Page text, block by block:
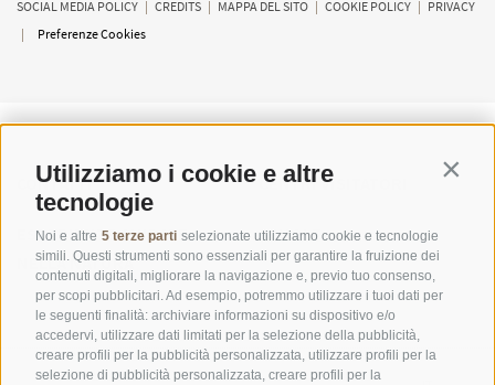
Utilizziamo i cookie e altre
tecnologie
Noi e altre 5 terze parti selezionate utilizziamo cookie e tecnologie
simili. Questi strumenti sono essenziali per garantire la fruizione dei
contenuti digitali, migliorare la navigazione e, previo tuo consenso,
per scopi pubblicitari. Ad esempio, potremmo utilizzare i tuoi dati per
le seguenti finalità: archiviare informazioni su dispositivo e/o
accedervi, utilizzare dati limitati per la selezione della pubblicità,
creare profili per la pubblicità personalizzata, utilizzare profili per la
selezione di pubblicità personalizzata, creare profili per la
SOCIAL MEDIA POLICY | CREDITS | MAPPA DEL SITO | COOKIE POLICY | PRIVACY
|
Preferenze Cookies
CONTATTI CENTRI VISITATORI
ESPERIENZE GUIDATE
NELLA NATURA
SCUOLE